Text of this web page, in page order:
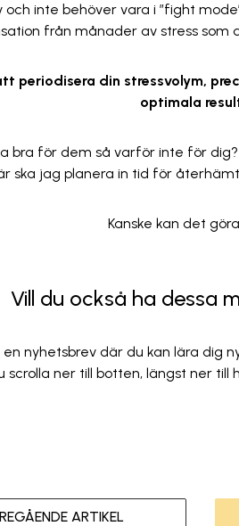
inte behöver vara i ”fight
från månader av stress som
periodisera din stressvolym,
optimala
bra för dem så varför inte för
ska jag planera in tid för
Kanske kan det
Vill du också ha dessa
nyhetsbrev där du kan lära dig
scrolla ner till botten, längst ner
ARTIKEL